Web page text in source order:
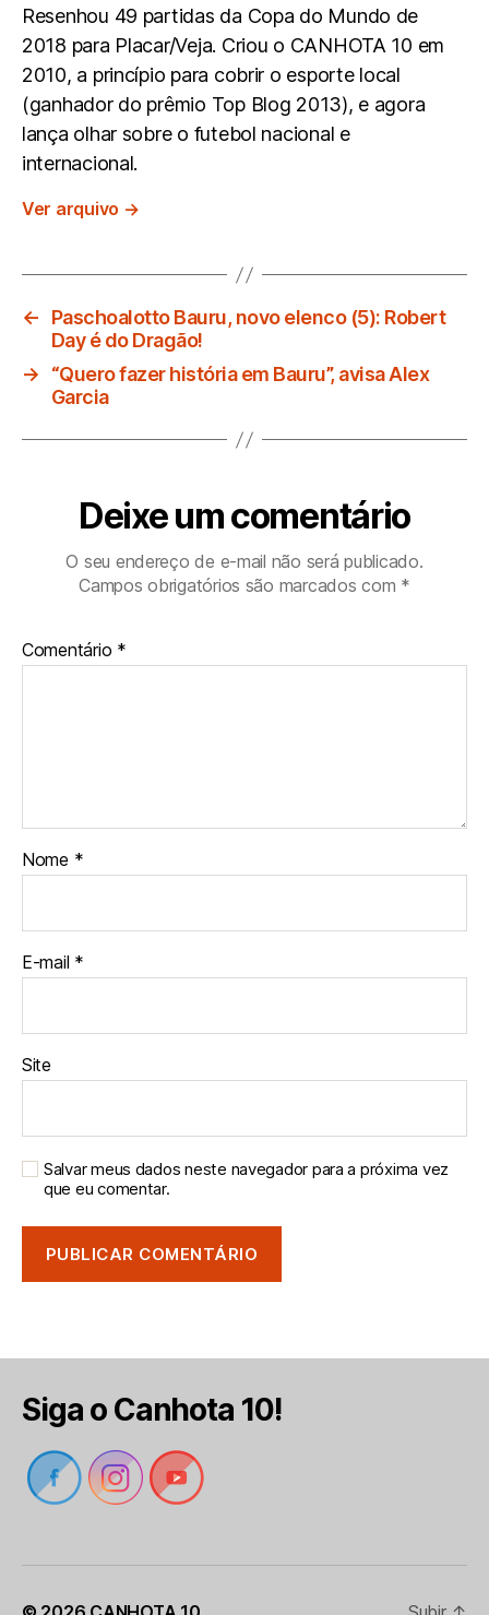
Resenhou 49 partidas da Copa do Mundo de
2018 para Placar/Veja. Criou o CANHOTA 10 em
2010, a princípio para cobrir o esporte local
(ganhador do prêmio Top Blog 2013), e agora
lança olhar sobre o futebol nacional e
internacional.
Ver arquivo →
←
Paschoalotto Bauru, novo elenco (5): Robert
Day é do Dragão!
→
“Quero fazer história em Bauru”, avisa Alex
Garcia
Deixe um comentário
O seu endereço de e-mail não será publicado.
Campos obrigatórios são marcados com *
Comentário *
Nome *
E-mail *
Site
Salvar meus dados neste navegador para a próxima vez
que eu comentar.
Siga o Canhota 10!